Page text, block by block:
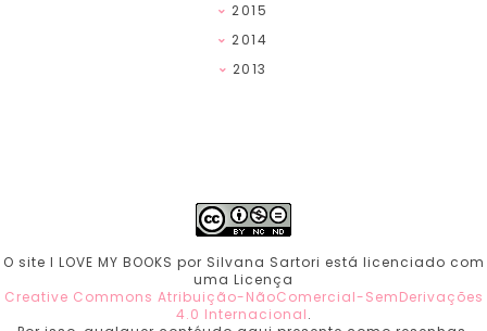
2015
2014
2013
O site I LOVE MY BOOKS por Silvana Sartori está licenciado com
uma Licença
Creative Commons Atribuição-NãoComercial-SemDerivações
4.0 Internacional.